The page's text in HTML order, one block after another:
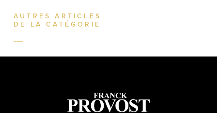
AUTRES ARTICLES
DE LA CATÉGORIE